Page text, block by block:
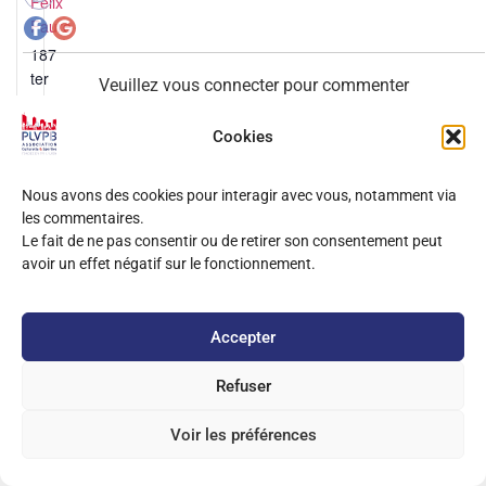
Cookies
Nous avons des cookies pour interagir avec vous, notamment via
les commentaires.
Le fait de ne pas consentir ou de retirer son consentement peut
avoir un effet négatif sur le fonctionnement.
Accepter
Refuser
Voir les préférences
Faure
187
ter
avenue
Félix
Faure
69003
Veuillez vous connecter pour commenter
0COMMENTAIRES
Copyright 2025 PLVPB –Mentions Légales
Site développé sur Wordpress / Elementor